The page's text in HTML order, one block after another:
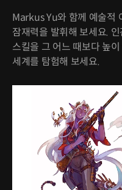
Markus Yu와 함께 예술적
잠재력을 발휘해 보세요.
스킬을 그 어느 때보다 높
세계를 탐험해 보세요.